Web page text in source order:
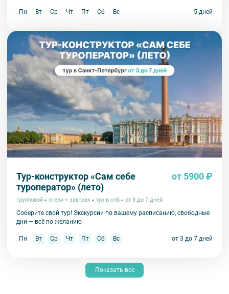
Пн Вт Ср Чт Пт Сб Вс 5 дней
Тур-конструктор «Сам себе
туроператор» (лето)
от 5900 ₽
групповой отели + завтрак тур в спб от 3 до 7 дней
Соберите свой тур! Экскурсии по вашему расписанию, свободные
дни — всё по желанию
Пн Вт Ср Чт Пт Сб Вс от 3 до 7 дней
Показать все